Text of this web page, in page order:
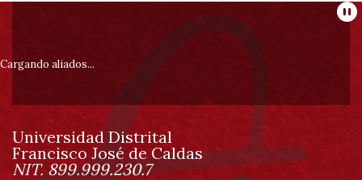
Información
pie
de
página
Cargando aliados...
Información
Universidad Distrital
Francisco José de Caldas
NIT. 899.999.230.7